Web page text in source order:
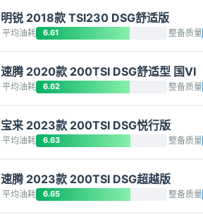
明锐 2018款 TSI230 DSG舒适版
平均油耗 6.61 整备质量
速腾 2020款 200TSI DSG舒适型 国VI
平均油耗 6.62 整备质量
宝来 2023款 200TSI DSG悦行版
平均油耗 6.63 整备质量
速腾 2023款 200TSI DSG超越版
平均油耗 6.65 整备质量